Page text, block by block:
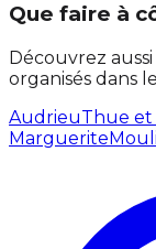
Que faire à
Découvrez
organisés dans
AudrieuThue et
Marguerite